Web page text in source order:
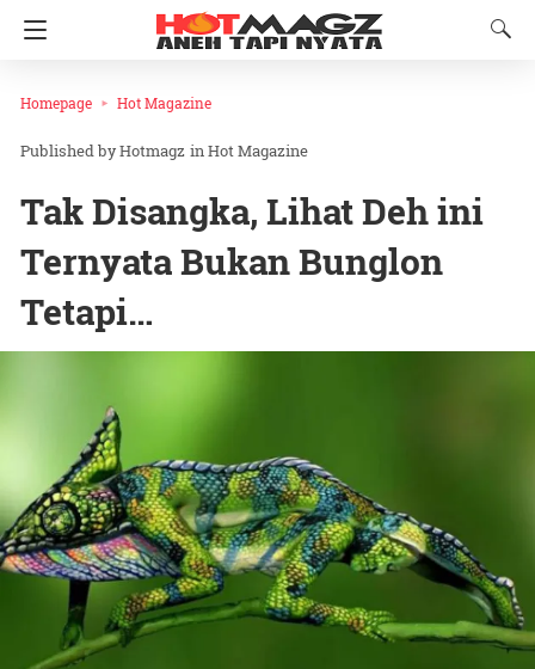
Homepage Hot Magazine
Hotmagz inHot Magazine
Tak Disangka, Lihat Deh ini
Ternyata Bukan Bunglon
Tetapi…